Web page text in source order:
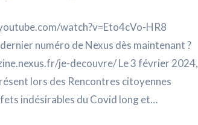
watch?v=Eto4cVo-HR8
numéro de Nexus dès maintenant ?
je-decouvre/ Le 3 février 2024,
lors des Rencontres citoyennes
indésirables du Covid long et…